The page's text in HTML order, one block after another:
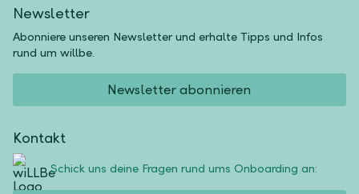
Newsletter
Abonniere unseren Newsletter und erhalte Tipps und Infos
rund um willbe.
Newsletter abonnieren
Kontakt
Schick uns deine Fragen rund ums Onboarding an: